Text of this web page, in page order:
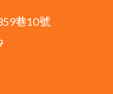
巷10號